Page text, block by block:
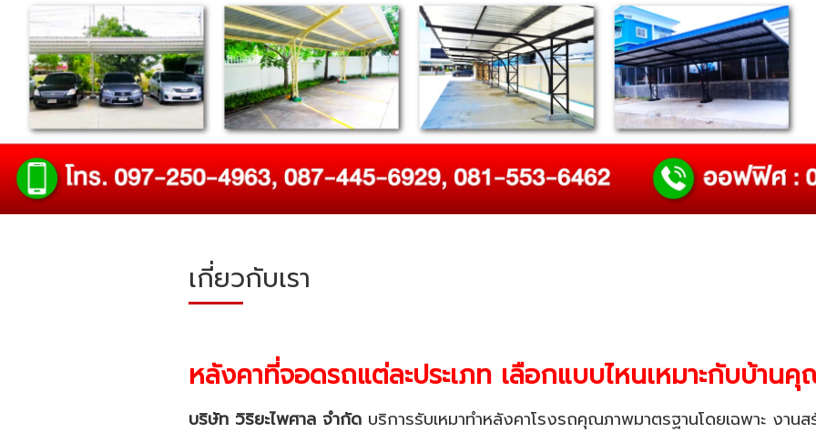
เกี่ยวกับเรา
หลังคาที่จอดรถแต่ละประเภท เลือกแบบไหนเหมาะกับบ้าน
บริษัท วิริยะไพศาล จำกัด บริการรับเหมาทำหลังคาโรงรถคุณภาพมาตรฐานโดยเฉพาะ งาน